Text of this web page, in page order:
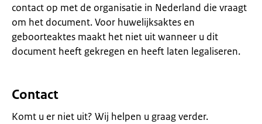
contact op met de organisatie in Nederland die vraagt
om het document. Voor huwelijksaktes en
geboorteaktes maakt het niet uit wanneer u dit
document heeft gekregen en heeft laten legaliseren.
Contact
Komt u er niet uit? Wij helpen u graag verder.